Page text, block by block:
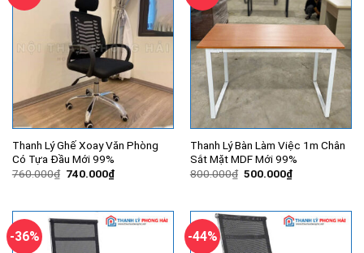
Thanh Lý Ghế Xoay Văn Phòng
Có Tựa Đầu Mới 99%
760.000₫ Giá
740.000₫Giá
hiện
740.000₫.
Thanh Lý Bàn Làm Việc 1m Chân
Sắt Mặt MDF Mới 99%
800.000₫ Giá
500.000₫Giá
hiện
500.000₫.
-36% -44%